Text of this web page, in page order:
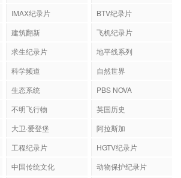
IMAX纪录片
BTV纪录片
建筑翻新
飞机纪录片
求生纪录片
地平线系列
科学频道
自然世界
生态系统
PBS NOVA
不明飞行物
英国历史
大卫·爱登堡
阿拉斯加
工程纪录片
HGTV纪录片
中国传统文化
动物保护纪录片